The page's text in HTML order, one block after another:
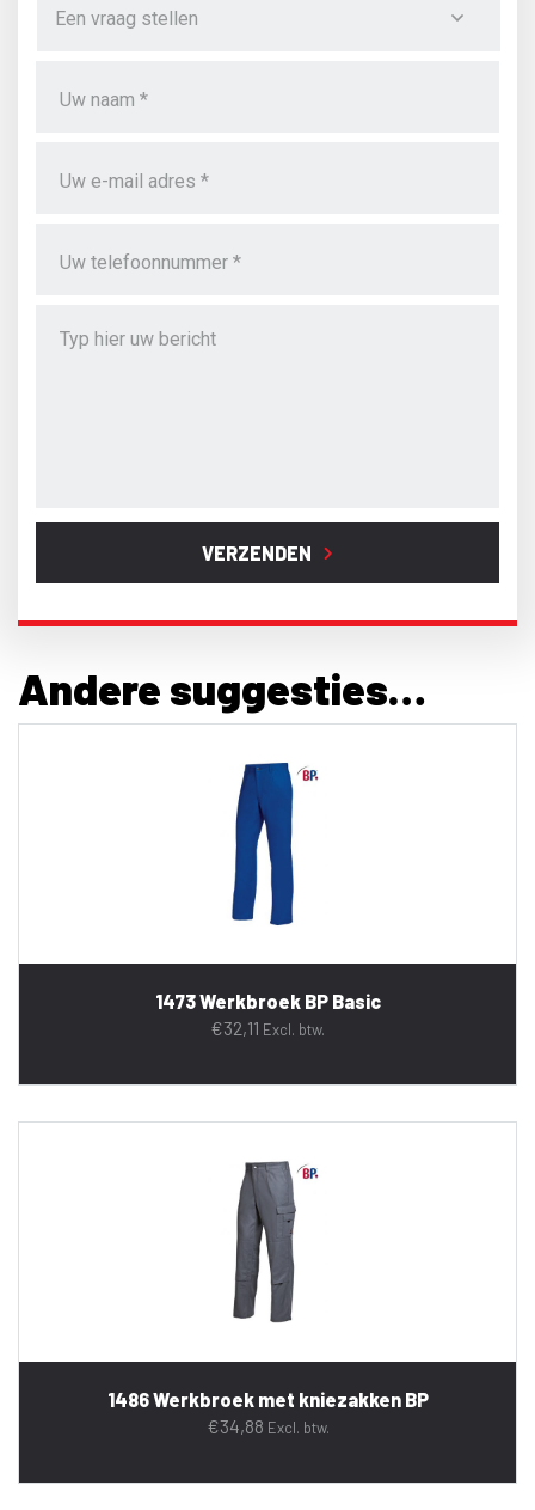
VERZENDEN
Andere suggesties…
1473 Werkbroek BP Basic
€32,11 Excl. btw.
1486 Werkbroek met kniezakken BP
€34,88 Excl. btw.